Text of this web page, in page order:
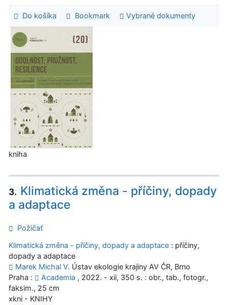
Do košíka Bookmark Vybrané dokumenty
kniha
3. Klimatická změna - příčiny, dopady
a adaptace
Požičať
Klimatická změna - příčiny, dopady a adaptace : příčiny,
dopady a adaptace
Marek Michal V. Ústav ekologie krajiny AV ČR, Brno
Praha :
Academia , 2022. - xii, 350 s. : obr., tab., fotogr.,
faksim., 25 cm
xkni - KNIHY